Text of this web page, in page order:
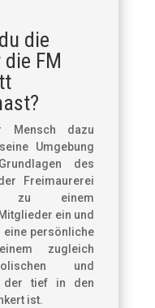
die
FM
Mensch dazu
Umgebung
des
Freimaurerei
zu einem
ein und
persönliche
zugleich
und
der tief in den
ist.